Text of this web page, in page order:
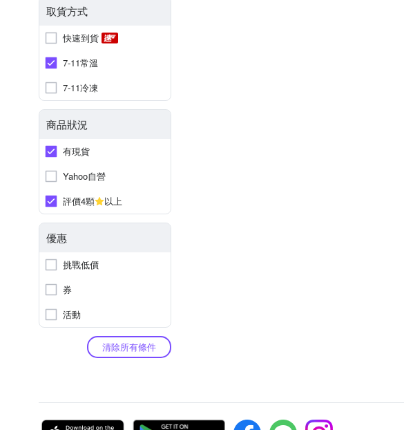
取貨方式
快速到貨
7-11常溫
7-11冷凍
商品狀況
有現貨
Yahoo自營
評價4顆
以上
優惠
挑戰低價
券
活動
清除所有條件